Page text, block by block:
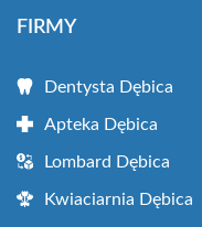
FIRMY
Dentysta Dębica
Apteka Dębica
Lombard Dębica
Kwiaciarnia Dębica